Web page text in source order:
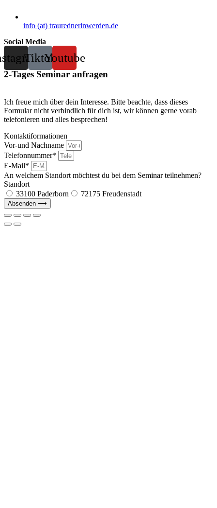
info (at) traurednerinwerden.de
Social Media
TiktokYoutube
2-Tages Seminar anfragen
Ich freue mich über dein Interesse. Bitte beachte, dass dieses
Formular nicht verbindlich für dich ist, wir können gerne vorab
telefonieren und alles besprechen!
Kontaktiformationen
Vor-und Nachname
Telefonnummer*
E-Mail*
An welchem Standort möchtest du bei dem Seminar teilnehmen?
Standort
33100 Paderborn
72175 Freudenstadt
Absenden ⟶